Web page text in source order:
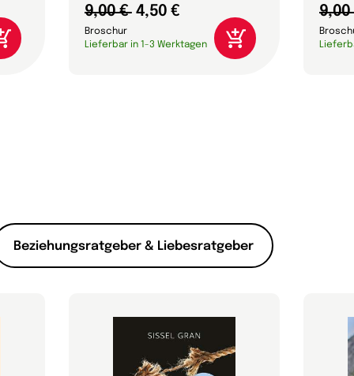
9,00 € 4,50 €
Broschur
Lieferbar in 1-3 Werktagen
Beziehungsratgeber & Liebesratgeber